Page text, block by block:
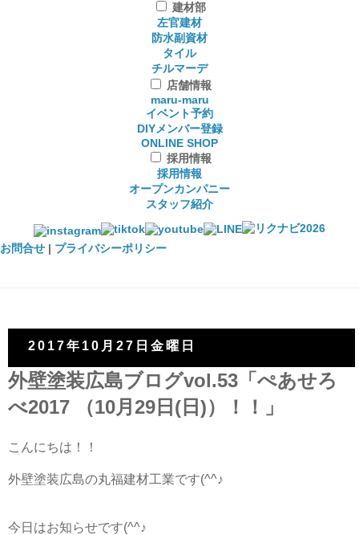
建材部
左官建材
防水副資材
タイル
チルマーデ
店舗情報
maru-maru
イベント予約
DIYメンバー登録
ONLINE SHOP
採用情報
採用情報
オープンカンパニー
スタッフ紹介
お問合せ | プライバシーポリシー
2017年10月27日金曜日
外壁塗装広島ブログvol.53「ぺあせろ
べ2017 （10月29日(日)）！！」
こんにちは！！
外壁塗装広島の丸福建材工業です(^^♪
今日はお知らせです(^^♪